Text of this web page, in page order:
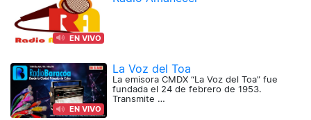
EN VIVO
EN VIVO
La Voz del Toa
La emisora CMDX “La Voz del Toa” fue
fundada el 24 de febrero de 1953.
Transmite …